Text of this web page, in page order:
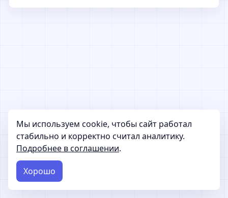
Мы используем cookie, чтобы сайт работал
стабильно и корректно считал аналитику.
Подробнее в соглашении.
Хорошо